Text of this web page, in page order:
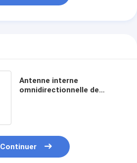
Antenne interne
omnidirectionnelle de
Continuer